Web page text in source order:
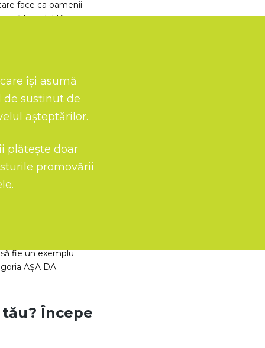
face ca oamenii
brandul tău și
campaniilor
să se
fie un exemplu
AȘA DA.
își asumă
de susținut de
așteptărilor.
plătește doar
promovării
Începe